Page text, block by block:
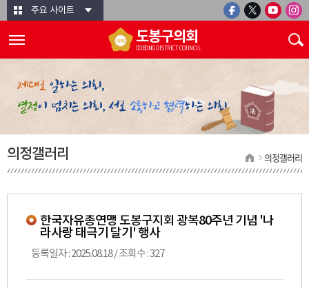
본문바로가기주요 사이트
도봉구의회
DOBONG DISTRICT COUNCIL
의정갤러리 의정갤러리
한국자유총연맹 도봉구지회 광복80주년 기념 '나
라사랑 태극기 달기' 행사
등록일자 : 2025.08.18 / 조회수 : 327